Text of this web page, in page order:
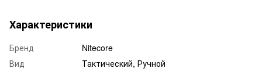
Характеристики
Бренд
Nitecore
Вид
Тактический, Ручной